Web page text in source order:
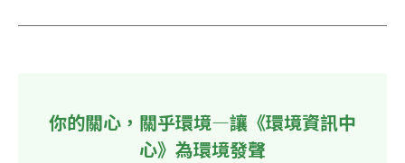
你的關心，關乎環境—讓《環境資訊中
心》為環境發聲